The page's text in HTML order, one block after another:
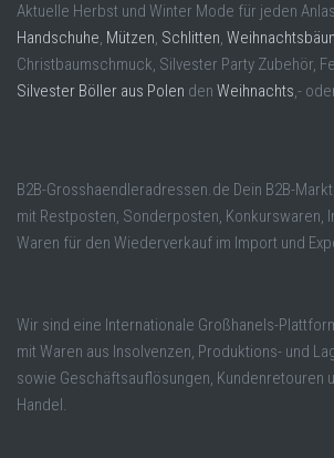
Aktuelle Herbst und Winter Mode für jeden
Handschuhe, Mützen, Schlitten,
Christbaumschmuck, Silvester Party Zubehör,
Silvester Böller aus Polen den Weihnachts,-
B2B-Grosshaendleradressen.de Dein B2B-
mit Restposten, Sonderposten, Konkurswaren,
Waren für den Wiederverkauf im Import und
Wir sind eine Internationale Großhanels-
mit Waren aus Insolvenzen, Produktions- und
sowie Geschäftsauflösungen, Kundenretouren
Handel.